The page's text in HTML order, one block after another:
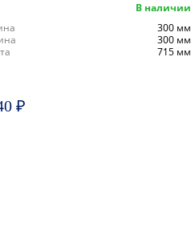
В наличии
300 мм
300 мм
715 мм
₽